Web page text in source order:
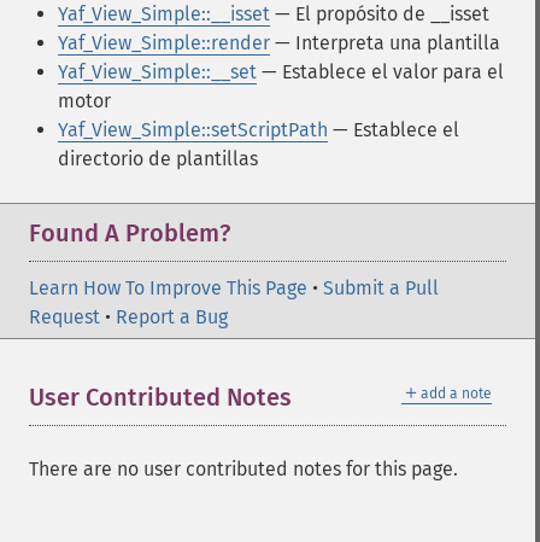
Yaf_View_Simple::__isset — El propósito de __isset
Yaf_View_Simple::render — Interpreta una plantilla
Yaf_View_Simple::__set — Establece el valor para el
motor
Yaf_View_Simple::setScriptPath — Establece el
directorio de plantillas
Found A Problem?
Learn How To Improve This Page • Submit a Pull
Request • Report a Bug
＋ add a note
User Contributed Notes
There are no user contributed notes for this page.